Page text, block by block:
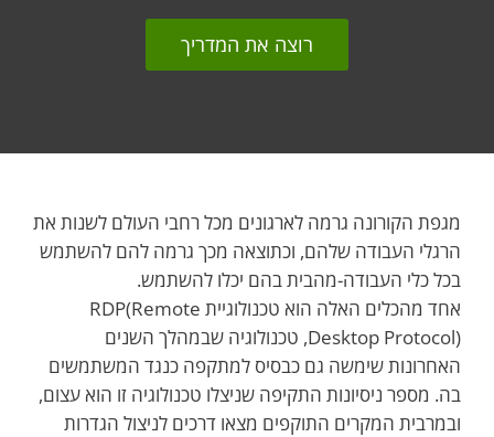
רוצה את המדריך
מגפת הקורונה גרמה לארגונים מכל רחבי העולם לשנות את
הרגלי העבודה שלהם, וכתוצאה מכך גרמה להם להשתמש
בכל כלי העבודה-מהבית בהם יכלו להשתמש.
אחד מהכלים האלה הוא טכנולוגיית RDP(Remote
Desktop Protocol), טכנולוגיה שבמהלך השנים
האחרונות שימשה גם כבסיס למתקפה כנגד המשתמשים
בה. מספר ניסיונות התקיפה שניצלו טכנולוגיה זו הוא עצום,
ובמרבית המקרים התוקפים מצאו דרכים לניצול הגדרות